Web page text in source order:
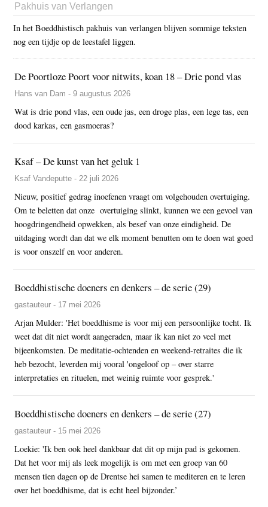
Pakhuis van Verlangen
In het Boeddhistisch pakhuis van verlangen blijven sommige teksten
nog een tijdje op de leestafel liggen.
De Poortloze Poort voor nitwits, koan 18 – Drie pond vlas
Hans van Dam - 9 augustus 2026
Wat is drie pond vlas, een oude jas, een droge plas, een lege tas, een
dood karkas, een gasmoeras?
Ksaf – De kunst van het geluk 1
Ksaf Vandeputte - 22 juli 2026
Nieuw, positief gedrag inoefenen vraagt om volgehouden overtuiging.
Om te beletten dat onze overtuiging slinkt, kunnen we een gevoel van
hoogdringendheid opwekken, als besef van onze eindigheid. De
uitdaging wordt dan dat we elk moment benutten om te doen wat goed
is voor onszelf en voor anderen.
Boeddhistische doeners en denkers – de serie (29)
gastauteur - 17 mei 2026
Arjan Mulder: 'Het boeddhisme is voor mij een persoonlijke tocht. Ik
weet dat dit niet wordt aangeraden, maar ik kan niet zo veel met
bijeenkomsten. De meditatie-ochtenden en weekend-retraites die ik
heb bezocht, leverden mij vooral 'ongeloof op – over starre
interpretaties en rituelen, met weinig ruimte voor gesprek.'
Boeddhistische doeners en denkers – de serie (27)
gastauteur - 15 mei 2026
Loekie: 'Ik ben ook heel dankbaar dat dit op mijn pad is gekomen.
Dat het voor mij als leek mogelijk is om met een groep van 60
mensen tien dagen op de Drentse hei samen te mediteren en te leren
over het boeddhisme, dat is echt heel bijzonder.’